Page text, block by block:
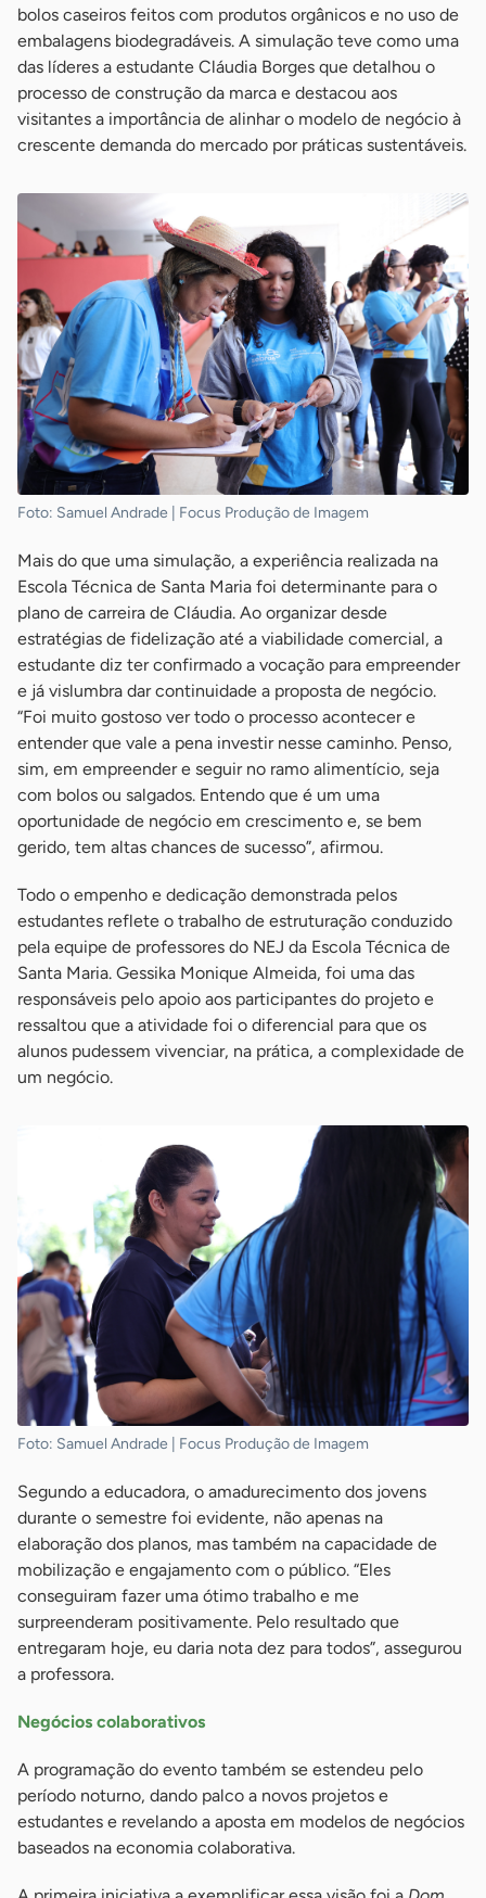
bolos caseiros feitos com produtos orgânicos e no uso de
embalagens biodegradáveis. A simulação teve como uma
das líderes a estudante Cláudia Borges que detalhou o
processo de construção da marca e destacou aos
visitantes a importância de alinhar o modelo de negócio à
crescente demanda do mercado por práticas sustentáveis.
Foto: Samuel Andrade | Focus Produção de Imagem
Mais do que uma simulação, a experiência realizada na
Escola Técnica de Santa Maria foi determinante para o
plano de carreira de Cláudia. Ao organizar desde
estratégias de fidelização até a viabilidade comercial, a
estudante diz ter confirmado a vocação para empreender
e já vislumbra dar continuidade a proposta de negócio.
“Foi muito gostoso ver todo o processo acontecer e
entender que vale a pena investir nesse caminho. Penso,
sim, em empreender e seguir no ramo alimentício, seja
com bolos ou salgados. Entendo que é um uma
oportunidade de negócio em crescimento e, se bem
gerido, tem altas chances de sucesso”, afirmou.
Todo o empenho e dedicação demonstrada pelos
estudantes reflete o trabalho de estruturação conduzido
pela equipe de professores do NEJ da Escola Técnica de
Santa Maria. Gessika Monique Almeida, foi uma das
responsáveis pelo apoio aos participantes do projeto e
ressaltou que a atividade foi o diferencial para que os
alunos pudessem vivenciar, na prática, a complexidade de
um negócio.
Foto: Samuel Andrade | Focus Produção de Imagem
Segundo a educadora, o amadurecimento dos jovens
durante o semestre foi evidente, não apenas na
elaboração dos planos, mas também na capacidade de
mobilização e engajamento com o público. “Eles
conseguiram fazer uma ótimo trabalho e me
surpreenderam positivamente. Pelo resultado que
entregaram hoje, eu daria nota dez para todos”, assegurou
a professora.
Negócios colaborativos
A programação do evento também se estendeu pelo
período noturno, dando palco a novos projetos e
estudantes e revelando a aposta em modelos de negócios
baseados na economia colaborativa.